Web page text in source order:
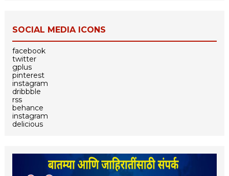
SOCIAL MEDIA ICONS
facebook
twitter
gplus
pinterest
instagram
dribbble
rss
behance
instagram
delicious